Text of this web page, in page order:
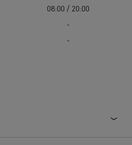
08:00 / 20:00
-
-